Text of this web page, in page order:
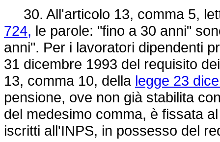
30. All'articolo 13, comma 5,
724, le parole: "fino a 30 anni"
anni". Per i lavoratori dipendenti
31 dicembre 1993 del requisito
13, comma 10, della legge 23
pensione, ove non già stabilita
del medesimo comma, è fissata
iscritti all'INPS, in possesso del